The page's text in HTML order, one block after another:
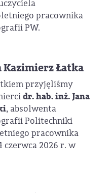
pracownika
PW.
Kazimierz Łatka
przyjęliśmy
dr. hab. inż. Jana
, absolwenta
Politechniki
pracownika
czerwca 2026 r. w